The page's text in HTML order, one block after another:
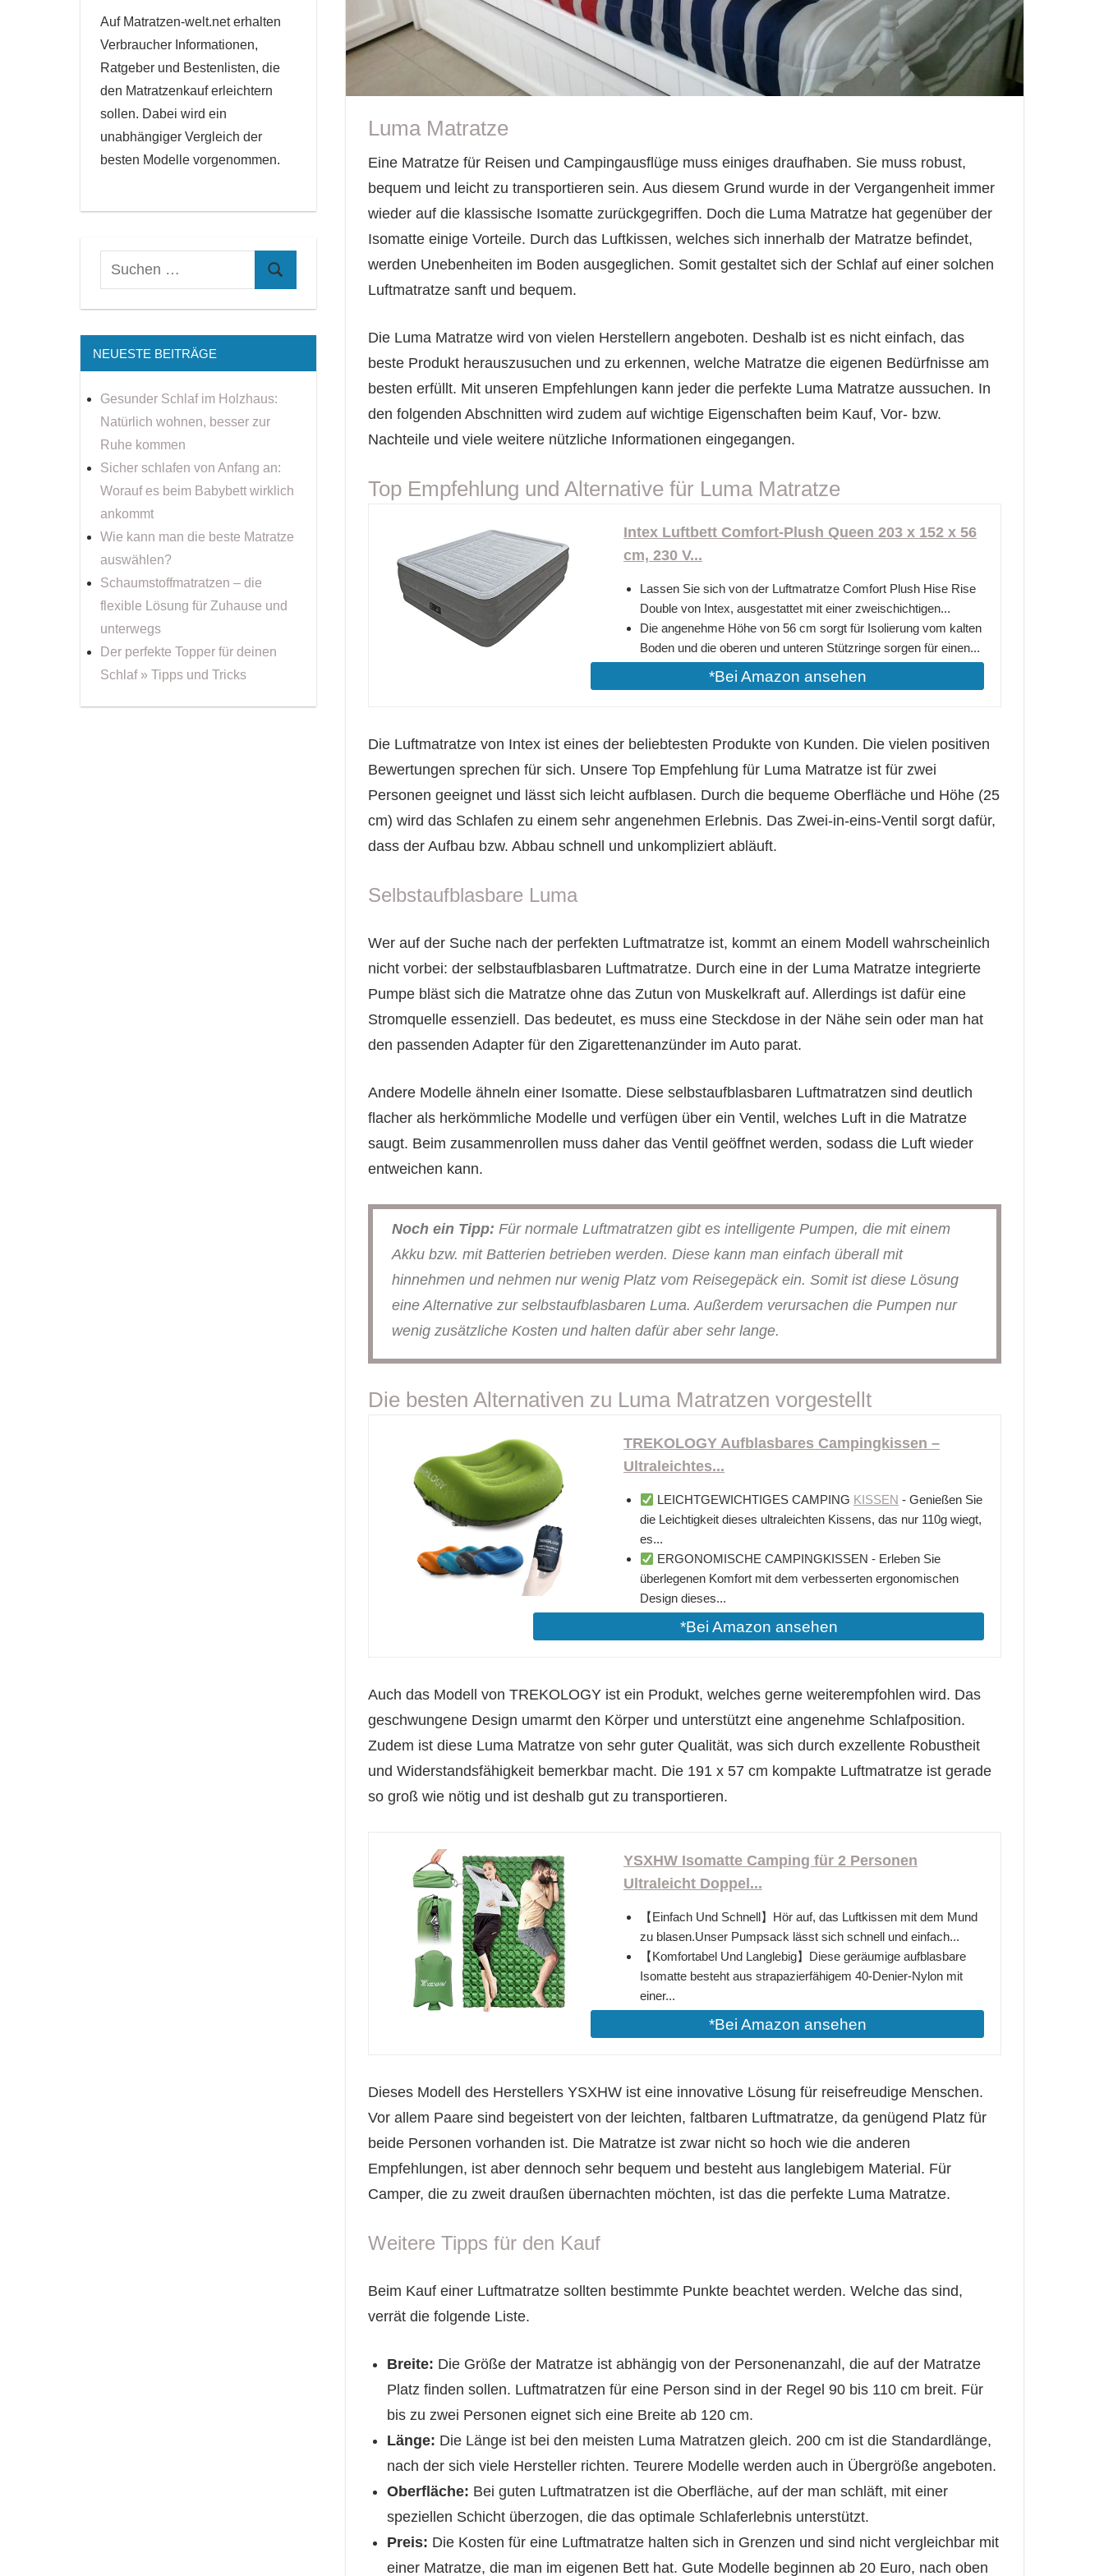
Luma Matratze
Eine Matratze für Reisen und Campingausflüge muss einiges draufhaben. Sie muss robust,
bequem und leicht zu transportieren sein. Aus diesem Grund wurde in der Vergangenheit immer
wieder auf die klassische Isomatte zurückgegriffen. Doch die Luma Matratze hat gegenüber der
Isomatte einige Vorteile. Durch das Luftkissen, welches sich innerhalb der Matratze befindet,
werden Unebenheiten im Boden ausgeglichen. Somit gestaltet sich der Schlaf auf einer solchen
Luftmatratze sanft und bequem.
Die Luma Matratze wird von vielen Herstellern angeboten. Deshalb ist es nicht einfach, das
beste Produkt herauszusuchen und zu erkennen, welche Matratze die eigenen Bedürfnisse am
besten erfüllt. Mit unseren Empfehlungen kann jeder die perfekte Luma Matratze aussuchen. In
den folgenden Abschnitten wird zudem auf wichtige Eigenschaften beim Kauf, Vor- bzw.
Nachteile und viele weitere nützliche Informationen eingegangen.
Top Empfehlung und Alternative für Luma Matratze
Intex Luftbett Comfort-Plush Queen 203 x 152 x 56
cm, 230 V...
Lassen Sie sich von der Luftmatratze Comfort Plush Hise Rise
Double von Intex, ausgestattet mit einer zweischichtigen...
Die angenehme Höhe von 56 cm sorgt für Isolierung vom kalten
Boden und die oberen und unteren Stützringe sorgen für einen...
*Bei Amazon ansehen
Die Luftmatratze von Intex ist eines der beliebtesten Produkte von Kunden. Die vielen positiven
Bewertungen sprechen für sich. Unsere Top Empfehlung für Luma Matratze ist für zwei
Personen geeignet und lässt sich leicht aufblasen. Durch die bequeme Oberfläche und Höhe (25
cm) wird das Schlafen zu einem sehr angenehmen Erlebnis. Das Zwei-in-eins-Ventil sorgt dafür,
dass der Aufbau bzw. Abbau schnell und unkompliziert abläuft.
Selbstaufblasbare Luma
Wer auf der Suche nach der perfekten Luftmatratze ist, kommt an einem Modell wahrscheinlich
nicht vorbei: der selbstaufblasbaren Luftmatratze. Durch eine in der Luma Matratze integrierte
Pumpe bläst sich die Matratze ohne das Zutun von Muskelkraft auf. Allerdings ist dafür eine
Stromquelle essenziell. Das bedeutet, es muss eine Steckdose in der Nähe sein oder man hat
den passenden Adapter für den Zigarettenanzünder im Auto parat.
Andere Modelle ähneln einer Isomatte. Diese selbstaufblasbaren Luftmatratzen sind deutlich
flacher als herkömmliche Modelle und verfügen über ein Ventil, welches Luft in die Matratze
saugt. Beim zusammenrollen muss daher das Ventil geöffnet werden, sodass die Luft wieder
entweichen kann.
Noch ein Tipp: Für normale Luftmatratzen gibt es intelligente Pumpen, die mit einem
Akku bzw. mit Batterien betrieben werden. Diese kann man einfach überall mit
hinnehmen und nehmen nur wenig Platz vom Reisegepäck ein. Somit ist diese Lösung
eine Alternative zur selbstaufblasbaren Luma. Außerdem verursachen die Pumpen nur
wenig zusätzliche Kosten und halten dafür aber sehr lange.
Die besten Alternativen zu Luma Matratzen vorgestellt
TREKOLOGY Aufblasbares Campingkissen –
Ultraleichtes...
LEICHTGEWICHTIGES CAMPING KISSEN - Genießen Sie
die Leichtigkeit dieses ultraleichten Kissens, das nur 110g wiegt,
es...
ERGONOMISCHE CAMPINGKISSEN - Erleben Sie
überlegenen Komfort mit dem verbesserten ergonomischen
Design dieses...
*Bei Amazon ansehen
Auch das Modell von TREKOLOGY ist ein Produkt, welches gerne weiterempfohlen wird. Das
geschwungene Design umarmt den Körper und unterstützt eine angenehme Schlafposition.
Zudem ist diese Luma Matratze von sehr guter Qualität, was sich durch exzellente Robustheit
und Widerstandsfähigkeit bemerkbar macht. Die 191 x 57 cm kompakte Luftmatratze ist gerade
so groß wie nötig und ist deshalb gut zu transportieren.
YSXHW Isomatte Camping für 2 Personen
Ultraleicht Doppel...
【Einfach Und Schnell】Hör auf, das Luftkissen mit dem Mund
zu blasen.Unser Pumpsack lässt sich schnell und einfach...
【Komfortabel Und Langlebig】Diese geräumige aufblasbare
Isomatte besteht aus strapazierfähigem 40-Denier-Nylon mit
einer...
*Bei Amazon ansehen
Dieses Modell des Herstellers YSXHW ist eine innovative Lösung für reisefreudige Menschen.
Vor allem Paare sind begeistert von der leichten, faltbaren Luftmatratze, da genügend Platz für
beide Personen vorhanden ist. Die Matratze ist zwar nicht so hoch wie die anderen
Empfehlungen, ist aber dennoch sehr bequem und besteht aus langlebigem Material. Für
Camper, die zu zweit draußen übernachten möchten, ist das die perfekte Luma Matratze.
Weitere Tipps für den Kauf
Beim Kauf einer Luftmatratze sollten bestimmte Punkte beachtet werden. Welche das sind,
verrät die folgende Liste.
Breite: Die Größe der Matratze ist abhängig von der Personenanzahl, die auf der Matratze
Platz finden sollen. Luftmatratzen für eine Person sind in der Regel 90 bis 110 cm breit. Für
bis zu zwei Personen eignet sich eine Breite ab 120 cm.
Länge: Die Länge ist bei den meisten Luma Matratzen gleich. 200 cm ist die Standardlänge,
nach der sich viele Hersteller richten. Teurere Modelle werden auch in Übergröße angeboten.
Oberfläche: Bei guten Luftmatratzen ist die Oberfläche, auf der man schläft, mit einer
speziellen Schicht überzogen, die das optimale Schlaferlebnis unterstützt.
Preis: Die Kosten für eine Luftmatratze halten sich in Grenzen und sind nicht vergleichbar mit
einer Matratze, die man im eigenen Bett hat. Gute Modelle beginnen ab 20 Euro, nach oben
Auf Matratzen-welt.net erhalten
Verbraucher Informationen,
Ratgeber und Bestenlisten, die
den Matratzenkauf erleichtern
sollen. Dabei wird ein
unabhängiger Vergleich der
besten Modelle vorgenommen.
NEUESTE BEITRÄGE
Gesunder Schlaf im Holzhaus:
Natürlich wohnen, besser zur
Ruhe kommen
Sicher schlafen von Anfang an:
Worauf es beim Babybett wirklich
ankommt
Wie kann man die beste Matratze
auswählen?
Schaumstoffmatratzen – die
flexible Lösung für Zuhause und
unterwegs
Der perfekte Topper für deinen
Schlaf » Tipps und Tricks